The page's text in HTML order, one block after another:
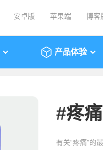
安卓版 苹果端 博客
产品体验
#疼痛
有关“疼痛”的